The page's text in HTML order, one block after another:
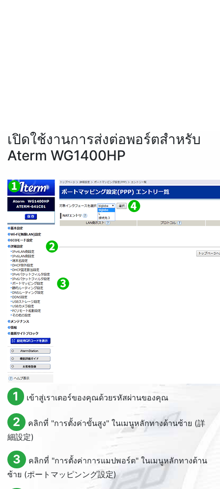
เปิดใช้งานการส่งต่อพอร์ตสำหรับ
Aterm WG1400HP
1 เข้าสู่เราเตอร์ของคุณด้วยรหัสผ่านของคุณ
2
คลิกที่ "การตั้งค่าขั้นสูง" ในเมนูหลักทางด้านซ้าย (詳
細設定)
3
คลิกที่ "การตั้งค่าการแมปพอร์ต" ในเมนูหลักทางด้าน
ซ้าย (ポートマッピンング設定)